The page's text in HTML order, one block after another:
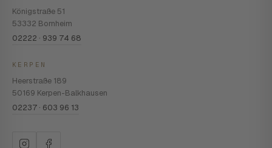
Königstraße 51
53332 Bornheim
02222 · 939 74 68
KERPEN
Heerstraße 189
50169 Kerpen-Balkhausen
02237 · 603 96 13